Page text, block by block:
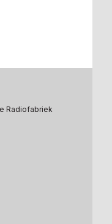
Radiofabriek